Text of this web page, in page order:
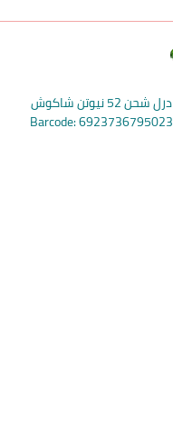
درل شحن 52 نيوتن شاكوش
Barcode: 6923736795023